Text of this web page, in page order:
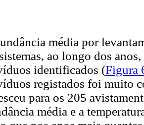
média por
ao longo dos
identificados (Figura
registados foi muito
para os 205
média e a